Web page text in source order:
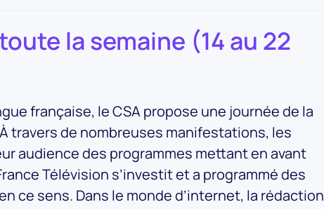
la semaine (14 au 22
française, le CSA propose une journée de la
travers de nombreuses manifestations, les
audience des programmes mettant en avant
Télévision s’investit et a programmé des
ce sens. Dans le monde d’internet, la rédaction